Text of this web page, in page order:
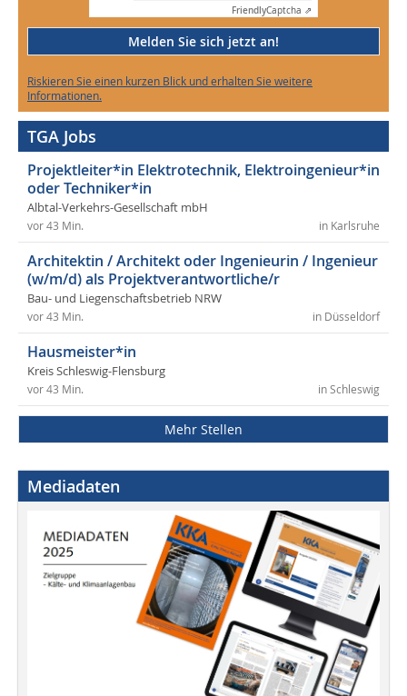
FriendlyCaptcha ⇗
Melden Sie sich jetzt an!
Riskieren Sie einen kurzen Blick und erhalten Sie weitere
Informationen.
TGA Jobs
Projektleiter*in Elektrotechnik, Elektroingenieur*in
oder Techniker*in
Albtal-Verkehrs-Gesellschaft mbH
in Karlsruhe
vor 43 Min.
Architektin / Architekt oder Ingenieurin / Ingenieur
(w/m/d) als Projektverantwortliche/r
Bau- und Liegenschaftsbetrieb NRW
in Düsseldorf
vor 43 Min.
Hausmeister*in
Kreis Schleswig-Flensburg
in Schleswig
vor 43 Min.
Mehr Stellen
Mediadaten